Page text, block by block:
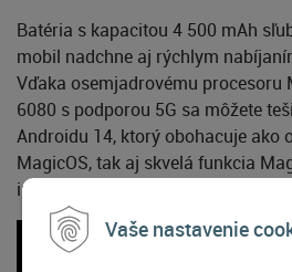
Vaše nastavenie
Batéria s kapacitou 4 500 mAh
mobil nadchne aj rýchlym
Vďaka osemjadrovému procesoru
6080 s podporou 5G sa môžete
Androidu 14, ktorý obohacuje ako
MagicOS, tak aj skvelá funkcia
interaktívne notifikácie.